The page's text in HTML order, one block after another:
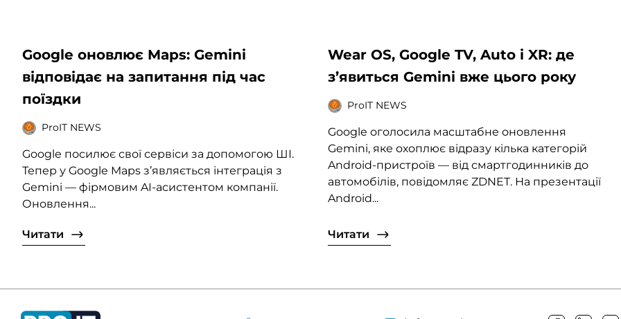
Google оновлює Maps: Gemini
відповідає на запитання під час
поїздки
ProIT NEWS
Google посилює свої сервіси за допомогою ШІ.
Тепер у Google Maps з’являється інтеграція з
Gemini — фірмовим AI-асистентом компанії.
Оновлення...
Читати
Wear OS, Google TV, Auto і XR: де
з’явиться Gemini вже цього року
ProIT NEWS
Google оголосила масштабне оновлення
Gemini, яке охоплює відразу кілька категорій
Android-пристроїв — від смартгодинників до
автомобілів, повідомляє ZDNET. На презентації
Android...
Читати